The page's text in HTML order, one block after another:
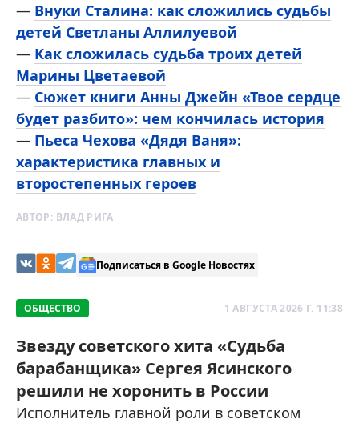
— Внуки Сталина: как сложились судьбы
детей Светланы Аллилуевой
— Как сложилась судьба троих детей
Марины Цветаевой
— Сюжет книги Анны Джейн «Твое сердце
будет разбито»: чем кончилась история
— Пьеса Чехова «Дядя Ваня»:
характеристика главных и
второстепенных героев
АВТОР: ВЛАД РИГА
Подписаться в Google Новостях
ОБЩЕСТВО 1 АВГУСТА 2026 Г. 11:38
Звезду советского хита «Судьба
барабанщика» Сергея Ясинского
решили не хоронить в России
Исполнитель главной роли в советском